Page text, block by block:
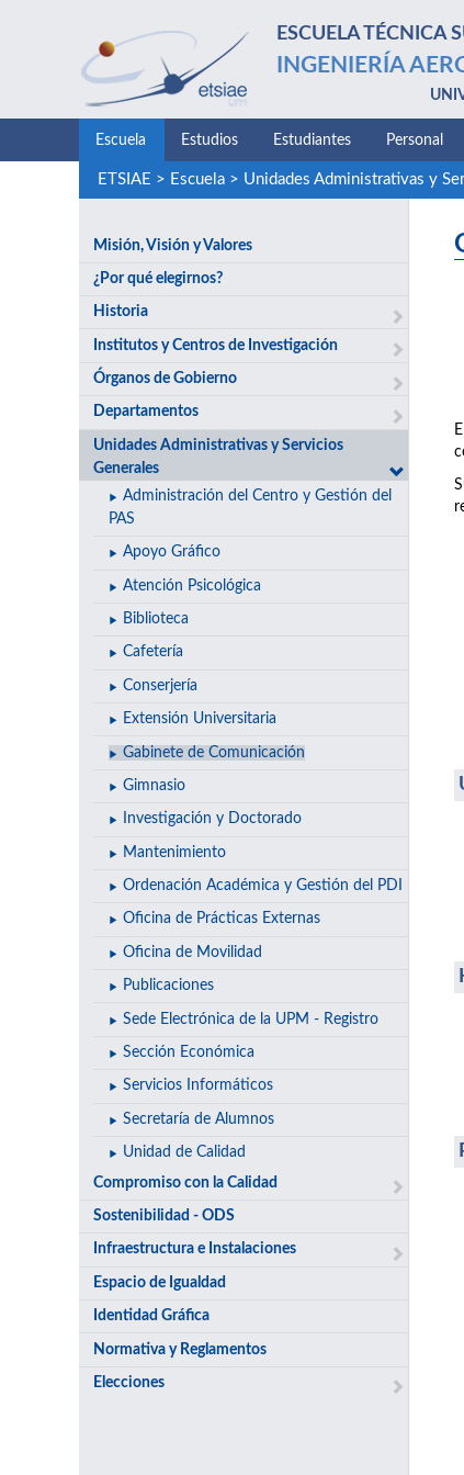
ESCUELA TÉCNICA
INGENIERÍA
Escuela Estudios Estudiantes Personal
ETSIAE > Escuela> Unidades Administrativas y
Misión, Visión y Valores
¿Por qué elegirnos?
Historia
Institutos y Centros de Investigación
Órganos de Gobierno
Departamentos
Unidades Administrativas y Servicios
Generales
Administración del Centro y Gestión del
PAS
Apoyo Gráfico
Atención Psicológica
Biblioteca
Cafetería
Conserjería
Extensión Universitaria
Gabinete de Comunicación
Gimnasio
Investigación y Doctorado
Mantenimiento
Ordenación Académica y Gestión del PDI
Oficina de Prácticas Externas
Oficina de Movilidad
Publicaciones
Sede Electrónica de la UPM - Registro
Sección Económica
Servicios Informáticos
Secretaría de Alumnos
Unidad de Calidad
Compromiso con la Calidad
Sostenibilidad - ODS
Infraestructura e Instalaciones
Espacio de Igualdad
Identidad Gráfica
Normativa y Reglamentos
Elecciones